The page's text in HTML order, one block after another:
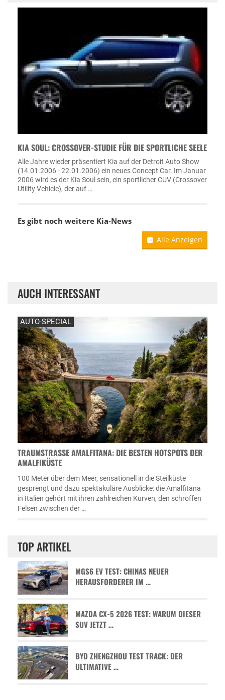
KIA SOUL: CROSSOVER-STUDIE FÜR DIE SPORTLICHE SEELE
Alle Jahre wieder präsentiert Kia auf der Detroit Auto Show
(14.01.2006 - 22.01.2006) ein neues Concept Car. Im Januar
2006 wird es der Kia Soul sein, ein sportlicher CUV (Crossover
Utility Vehicle), der auf …
Es gibt noch weitere Kia-News
Alle Anzeigen
AUCH INTERESSANT
AUTO-SPECIAL
TRAUMSTRASSE AMALFITANA: DIE BESTEN HOTSPOTS DER A
MALFIKÜSTE
100 Meter über dem Meer, sensationell in die Steilküste
gesprengt und dazu spektakuläre Ausblicke: die Amalfitana
in Italien gehört mit ihren zahlreichen Kurven, den schroffen
Felsen zwischen der …
TOP ARTIKEL
MGS6 EV TEST: CHINAS NEUER
HERAUSFORDERER IM …
MAZDA CX-5 2026 TEST: WARUM DIESER
SUV JETZT …
BYD ZHENGZHOU TEST TRACK: DER
ULTIMATIVE …